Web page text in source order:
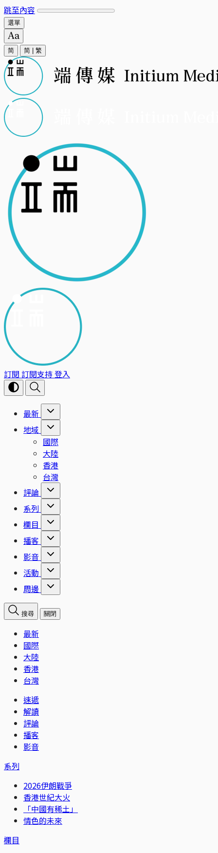
跳至內容
選單
简 简 繁
訂閱 訂閱支持登入
最新
地域
國際
大陸
香港
台灣
評論
系列
欄目
播客
影音
活動
周邊
搜尋 關閉
最新
國際
大陸
香港
台灣
速遞
解讀
評論
播客
影音
系列
2026伊朗戰爭
香港世紀大火
「中國有稀土」
情色的未來
欄目